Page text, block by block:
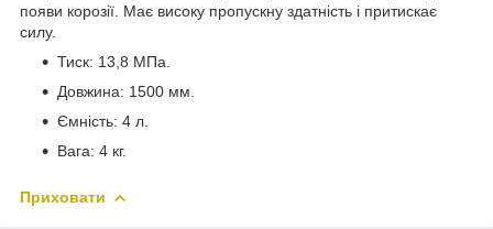
появи корозії. Має високу пропускну здатність і притискає
силу.
Тиск: 13,8 МПа.
Довжина: 1500 мм.
Ємність: 4 л.
Вага: 4 кг.
Приховати